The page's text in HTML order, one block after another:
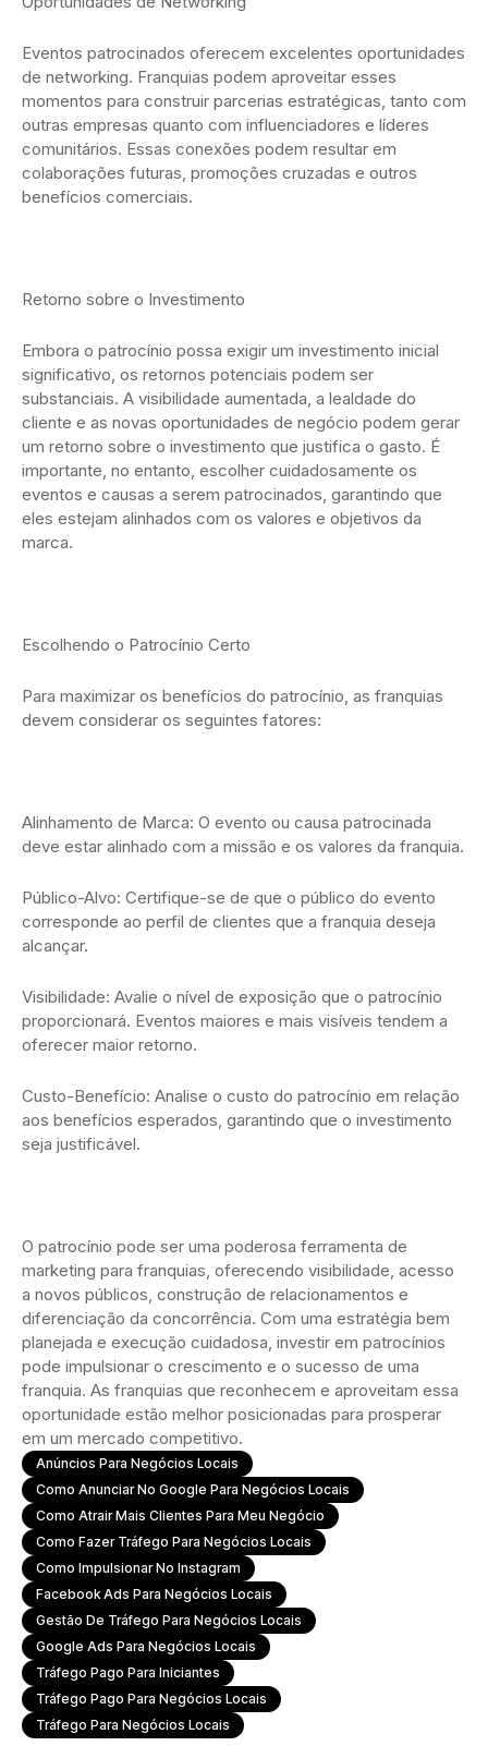
Eventos patrocinados oferecem excelentes oportunidades
de networking. Franquias podem aproveitar esses
momentos para construir parcerias estratégicas, tanto com
outras empresas quanto com influenciadores e líderes
comunitários. Essas conexões podem resultar em
colaborações futuras, promoções cruzadas e outros
benefícios comerciais.
Retorno sobre o Investimento
Embora o patrocínio possa exigir um investimento inicial
significativo, os retornos potenciais podem ser
substanciais. A visibilidade aumentada, a lealdade do
cliente e as novas oportunidades de negócio podem gerar
um retorno sobre o investimento que justifica o gasto. É
importante, no entanto, escolher cuidadosamente os
eventos e causas a serem patrocinados, garantindo que
eles estejam alinhados com os valores e objetivos da
marca.
Escolhendo o Patrocínio Certo
Para maximizar os benefícios do patrocínio, as franquias
devem considerar os seguintes fatores:
Alinhamento de Marca: O evento ou causa patrocinada
deve estar alinhado com a missão e os valores da franquia.
Público-Alvo: Certifique-se de que o público do evento
corresponde ao perfil de clientes que a franquia deseja
alcançar.
Visibilidade: Avalie o nível de exposição que o patrocínio
proporcionará. Eventos maiores e mais visíveis tendem a
oferecer maior retorno.
Custo-Benefício: Analise o custo do patrocínio em relação
aos benefícios esperados, garantindo que o investimento
seja justificável.
O patrocínio pode ser uma poderosa ferramenta de
marketing para franquias, oferecendo visibilidade, acesso
a novos públicos, construção de relacionamentos e
diferenciação da concorrência. Com uma estratégia bem
planejada e execução cuidadosa, investir em patrocínios
pode impulsionar o crescimento e o sucesso de uma
franquia. As franquias que reconhecem e aproveitam essa
oportunidade estão melhor posicionadas para prosperar
em um mercado competitivo.
Anúncios Para Negócios Locais
Como Anunciar No Google Para Negócios Locais
Como Atrair Mais Clientes Para Meu Negócio
Como Fazer Tráfego Para Negócios Locais
Como Impulsionar No Instagram
Facebook Ads Para Negócios Locais
Gestão De Tráfego Para Negócios Locais
Google Ads Para Negócios Locais
Tráfego Pago Para Iniciantes
Tráfego Pago Para Negócios Locais
Tráfego Para Negócios Locais